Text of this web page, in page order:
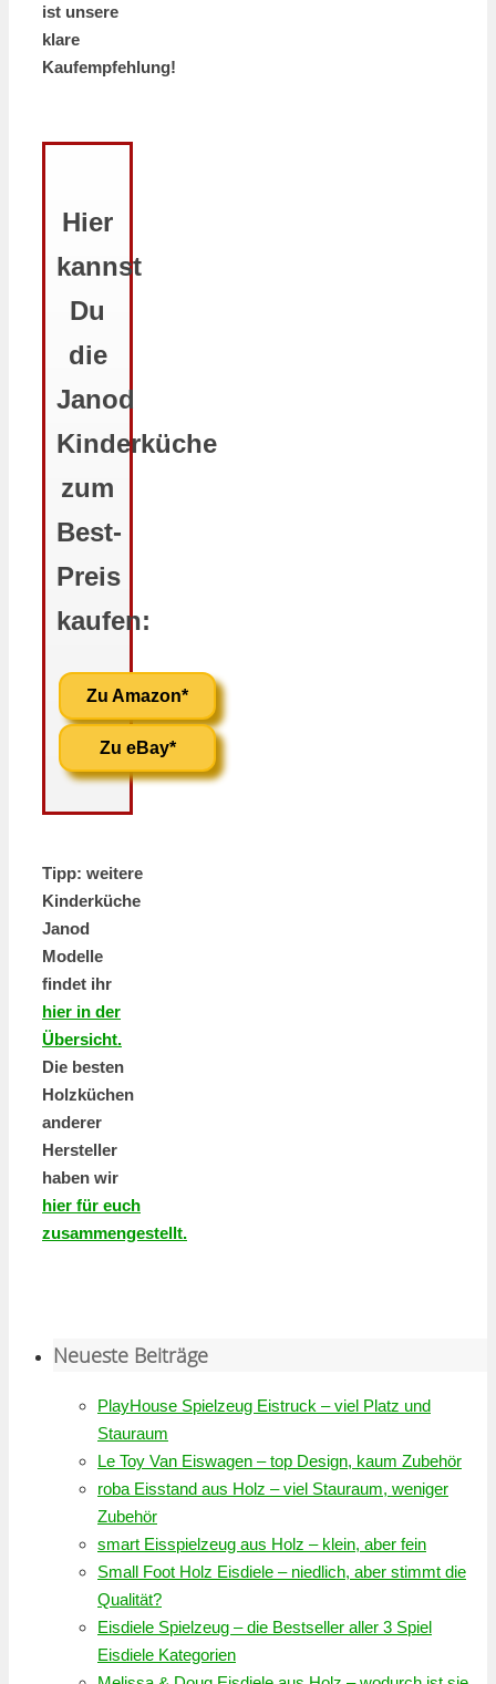
ist unsere
klare
Kaufempfehlung!
Hier
kannst
Du
die
Janod
Kinderküche
zum
Best-
Preis
kaufen:
Zu Amazon*
Zu eBay*
Tipp: weitere
Kinderküche
Janod
Modelle
findet ihr
hier in der
Übersicht.
Die besten
Holzküchen
anderer
Hersteller
haben wir
hier für euch
zusammengestellt.
Neueste Beiträge
PlayHouse Spielzeug Eistruck – viel Platz und
Stauraum
Le Toy Van Eiswagen – top Design, kaum Zubehör
roba Eisstand aus Holz – viel Stauraum, weniger
Zubehör
smart Eisspielzeug aus Holz – klein, aber fein
Small Foot Holz Eisdiele – niedlich, aber stimmt die
Qualität?
Eisdiele Spielzeug – die Bestseller aller 3 Spiel
Eisdiele Kategorien